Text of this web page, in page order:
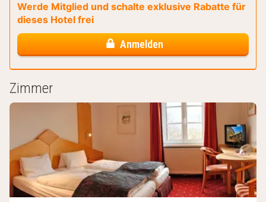
Werde Mitglied und schalte exklusive Rabatte für
dieses Hotel frei
Anmelden
Zimmer